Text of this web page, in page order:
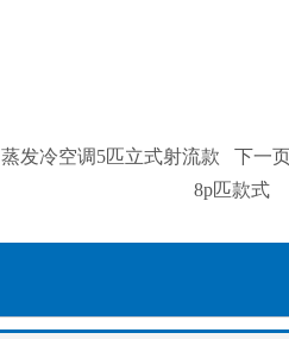
蒸发冷空调5匹立式射流款
下一
8p匹款式